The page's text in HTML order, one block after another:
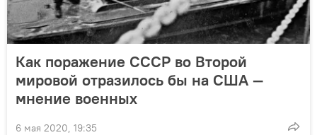
Как поражение СССР во Второй
мировой отразилось бы на США —
мнение военных
6 мая 2020, 19:35